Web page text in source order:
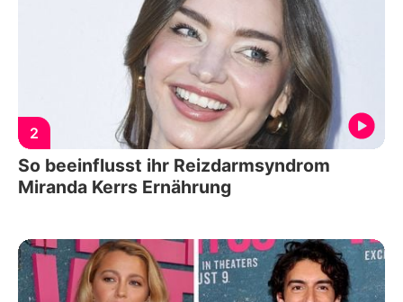
2
So beeinflusst ihr Reizdarmsyndrom
Miranda Kerrs Ernährung